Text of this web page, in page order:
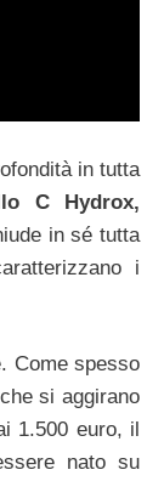
in tutta
C Hydrox,
in sé tutta
i
Come spesso
si aggirano
1.500 euro, il
nato su